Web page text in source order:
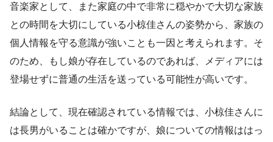
音楽家として、また家庭の中で非常に穏やかで大切な家族
との時間を大切にしている小椋佳さんの姿勢から、家族の
個人情報を守る意識が強いことも一因と考えられます。そ
のため、もし娘が存在しているのであれば、メディアには
登場せずに普通の生活を送っている可能性が高いです。
結論として、現在確認されている情報では、小椋佳さんに
は長男がいることは確かですが、娘についての情報ははっ